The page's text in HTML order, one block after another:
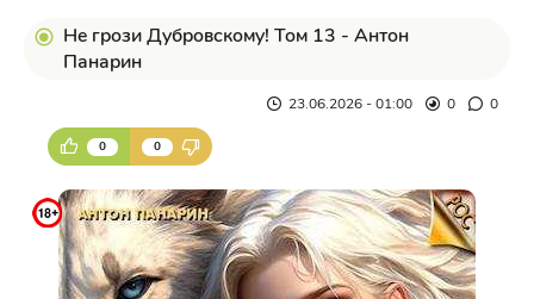
Не грози Дубровскому! Том 13 - Антон
Панарин
23.06.2026 - 01:00 0 0
0 0